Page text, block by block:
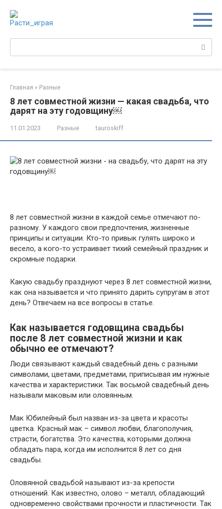
контенту
Поиск:
Главная » Разные
8 лет совместной жизни — какая свадьба, что
дарят на эту годовщину￼
11.01.2023 Разные tauroskiff
8 лет совместной жизни в каждой семье отмечают по-
разному. У каждого свои предпочтения, жизненные
принципы и ситуации. Кто-то привык гулять широко и
весело, а кого-то устраивает тихий семейный праздник и
скромные подарки.
Какую свадьбу празднуют через 8 лет совместной жизни,
как она называется и что принято дарить супругам в этот
день? Отвечаем на все вопросы в статье.
Как называется годовщина свадьбы
после 8 лет совместной жизни и как
обычно ее отмечают?
Люди связывают каждый свадебный день с разными
символами, цветами, предметами, приписывая им нужные
качества и характеристики. Так восьмой свадебный день
называли маковым или оловянным.
Мак Юбилейный был назван из-за цвета и красоты
цветка. Красный мак – символ любви, благополучия,
страсти, богатства. Это качества, которыми должна
обладать пара, когда им исполнится 8 лет со дня
свадьбы.
Оловянной свадьбой называют из-за крепости
отношений. Как известно, олово – металл, обладающий
одновременно свойствами прочности и пластичности. Так